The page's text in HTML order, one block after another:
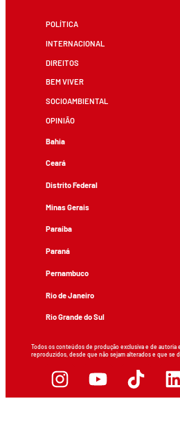
POLÍTICA
INTERNACIONAL
DIREITOS
BEM VIVER
SOCIOAMBIENTAL
OPINIÃO
Bahia
Ceará
Distrito Federal
Minas Gerais
Paraíba
Paraná
Pernambuco
Rio de Janeiro
Rio Grande do Sul
Todos os conteúdos de produção exclusiva e de autoria
reproduzidos, desde que não sejam alterados e que se